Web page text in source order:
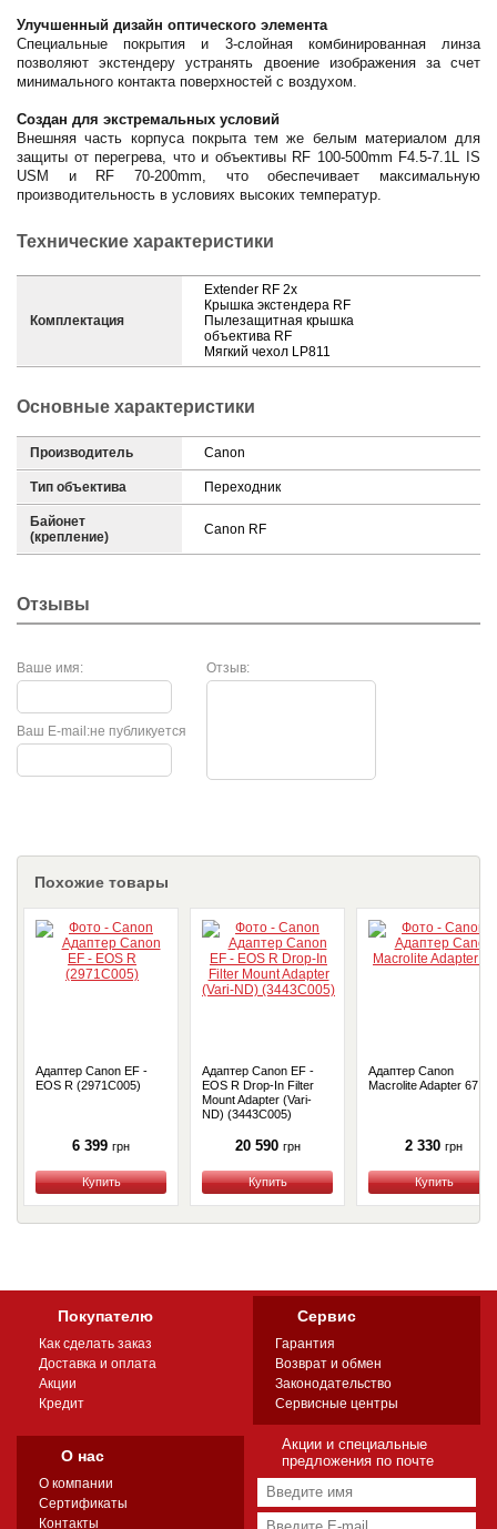
Улучшенный дизайн оптического элемента
Специальные покрытия и 3-слойная комбинированная линза
позволяют экстендеру устранять двоение изображения за счет
минимального контакта поверхностей с воздухом.
Создан для экстремальных условий
Внешняя часть корпуса покрыта тем же белым материалом для
защиты от перегрева, что и объективы RF 100-500mm F4.5-7.1L IS
USM и RF 70-200mm, что обеспечивает максимальную
производительность в условиях высоких температур.
Технические характеристики
Комплектация
Extender RF 2x
Крышка экстендера RF
Пылезащитная крышка
объектива RF
Мягкий чехол LP811
Основные характеристики
Производитель Canon
Тип объектива Переходник
Байонет
(крепление)
Canon RF
Отзывы
Ваше имя: Отзыв:
не публикуется
Ваш E-mail:
Похожие товары
Адаптер Canon EF -
EOS R (2971C005)
6 399 грн
Купить
Адаптер Canon EF -
EOS R Drop-In Filter
Mount Adapter (Vari-
ND) (3443C005)
20 590 грн
Купить
Адаптер Canon
Macrolite Adapter 67
2 330 грн
Купить
Покупателю
Как сделать заказ
Доставка и оплата
Акции
Кредит
Сервис
Гарантия
Возврат и обмен
Законодательство
Сервисные центры
О нас
О компании
Сертификаты
Контакты
Акции и специальные
предложения по почте